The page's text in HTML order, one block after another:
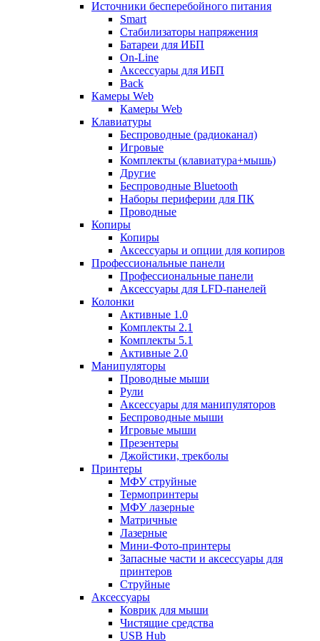
Источники бесперебойного питания
Smart
Стабилизаторы напряжения
Батареи для ИБП
On-Line
Аксессуары для ИБП
Back
Камеры Web
Камеры Web
Клавиатуры
Беспроводные (радиоканал)
Игровые
Комплекты (клавиатура+мышь)
Другие
Беспроводные Bluetooth
Наборы периферии для ПК
Проводные
Копиры
Копиры
Аксессуары и опции для копиров
Профессиональные панели
Профессиональные панели
Аксессуары для LFD-панелей
Колонки
Активные 1.0
Комплекты 2.1
Комплекты 5.1
Активные 2.0
Манипуляторы
Проводные мыши
Рули
Аксессуары для манипуляторов
Беспроводные мыши
Игровые мыши
Презентеры
Джойстики, трекболы
Принтеры
МФУ струйные
Термопринтеры
МФУ лазерные
Матричные
Лазерные
Мини-Фото-принтеры
Запасные части и аксессуары для
принтеров
Струйные
Аксессуары
Коврик для мыши
Чистящие средства
USB Hub